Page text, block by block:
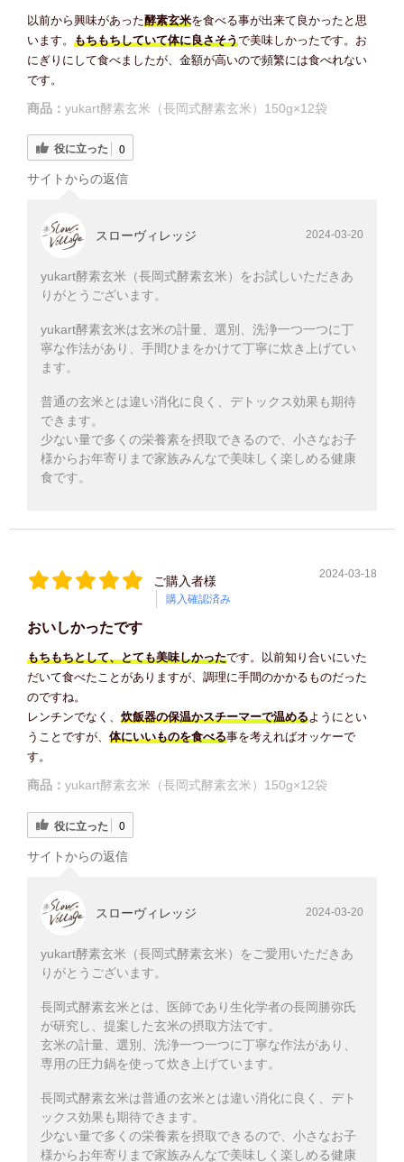
以前から興味があった酵素玄米を食べる事が出来て良かったと思
います。 もちもちしていて体に良さそうで美味しかったです。お
にぎりにして食べましたが、金額が高いので頻繁には食べれない
です。
商品： yukart酵素玄米（長岡式酵素玄米）150g×12袋
役に立った 0
サイトからの返信
スローヴィレッジ 2024-03-20
yukart酵素玄米（長岡式酵素玄米）をお試しいただきあ
りがとうございます。
yukart酵素玄米は玄米の計量、選別、洗浄一つ一つに丁
寧な作法があり、手間ひまをかけて丁寧に炊き上げてい
ます。
普通の玄米とは違い消化に良く、デトックス効果も期待
できます。
少ない量で多くの栄養素を摂取できるので、小さなお子
様からお年寄りまで家族みんなで美味しく楽しめる健康
食です。
ご購入者様
購入確認済み
2024-03-18
おいしかったです
もちもちとして、とても美味しかったです。以前知り合いにいた
だいて食べたことがありますが、調理に手間のかかるものだった
のですね。
レンチンでなく、 炊飯器の保温かスチーマーで温めるようにとい
うことですが、 体にいいものを食べる事を考えればオッケーで
す。
商品： yukart酵素玄米（長岡式酵素玄米）150g×12袋
役に立った 0
サイトからの返信
スローヴィレッジ 2024-03-20
yukart酵素玄米（長岡式酵素玄米）をご愛用いただきあ
りがとうございます。
長岡式酵素玄米とは、医師であり生化学者の長岡勝弥氏
が研究し、提案した玄米の摂取方法です。
玄米の計量、選別、洗浄一つ一つに丁寧な作法があり、
専用の圧力鍋を使って炊き上げています。
長岡式酵素玄米は普通の玄米とは違い消化に良く、デト
ックス効果も期待できます。
少ない量で多くの栄養素を摂取できるので、小さなお子
様からお年寄りまで家族みんなで美味しく楽しめる健康